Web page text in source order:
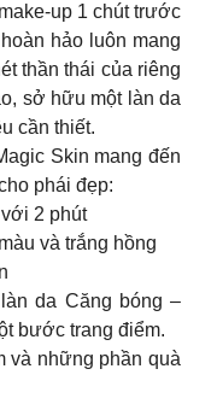
up 1 chút trước
hảo luôn mang
thần thái của riêng
sở hữu một làn da
cần thiết.
Skin mang đến
phái đẹp:
2 phút
và trắng hồng
da Căng bóng –
bước trang điểm.
và những phần quà